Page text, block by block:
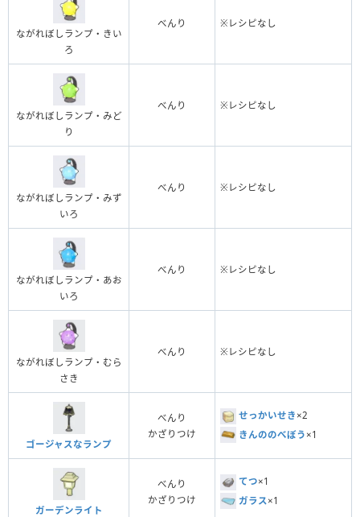
ながれぼしランプ・きい
ろ
べんり ※レシピなし
ながれぼしランプ・みど
り
べんり ※レシピなし
ながれぼしランプ・みず
いろ
べんり ※レシピなし
ながれぼしランプ・あお
いろ
べんり ※レシピなし
ながれぼしランプ・むら
さき
べんり ※レシピなし
ゴージャスなランプ
べんり
かざりつけ
せっかいせき ×2
きんののべぼう ×1
ガーデンライト
べんり
かざりつけ
てつ×1
ガラス ×1